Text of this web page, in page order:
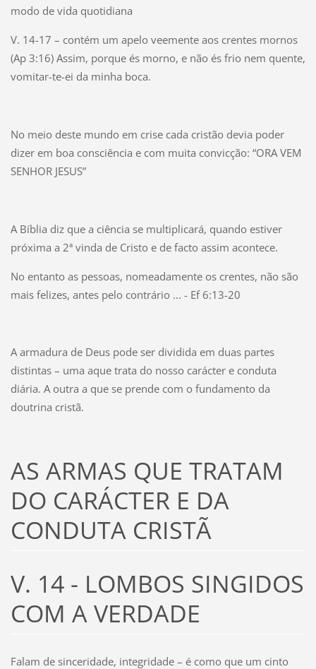
modo de vida quotidiana
V. 14-17 – contém um apelo veemente aos crentes mornos
(Ap 3:16) Assim, porque és morno, e não és frio nem quente,
vomitar-te-ei da minha boca.
No meio deste mundo em crise cada cristão devia poder
dizer em boa consciência e com muita convicção: “ORA VEM
SENHOR JESUS”
A Bíblia diz que a ciência se multiplicará, quando estiver
próxima a 2ª vinda de Cristo e de facto assim acontece.
No entanto as pessoas, nomeadamente os crentes, não são
mais felizes, antes pelo contrário ... - Ef 6:13-20
A armadura de Deus pode ser dividida em duas partes
distintas – uma aque trata do nosso carácter e conduta
diária. A outra a que se prende com o fundamento da
doutrina cristã.
AS ARMAS QUE TRATAM
DO CARÁCTER E DA
CONDUTA CRISTÃ
V. 14 - LOMBOS SINGIDOS
COM A VERDADE
Falam de sinceridade, integridade – é como que um cinto